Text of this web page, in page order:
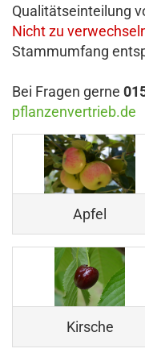
Qualitätseinteilung
Nicht zu
Stammumfang
Bei Fragen gerne
pflanzenvertrieb.de
Apfel
Kirsche